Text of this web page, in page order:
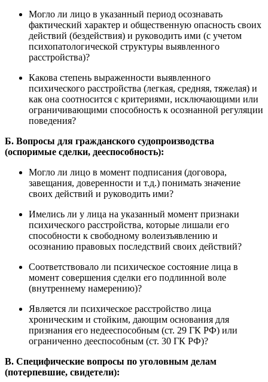
Могло ли лицо в указанный период осознавать
фактический характер и общественную опасность своих
действий (бездействия) и руководить ими (с учетом
психопатологической структуры выявленного
расстройства)?
Какова степень выраженности выявленного
психического расстройства (легкая, средняя, тяжелая) и
как она соотносится с критериями, исключающими или
ограничивающими способность к осознанной регуляции
поведения?
Б. Вопросы для гражданского судопроизводства
(оспоримые сделки, дееспособность):
Могло ли лицо в момент подписания (договора,
завещания, доверенности и т.д.) понимать значение
своих действий и руководить ими?
Имелись ли у лица на указанный момент признаки
психического расстройства, которые лишали его
способности к свободному волеизъявлению и
осознанию правовых последствий своих действий?
Соответствовало ли психическое состояние лица в
момент совершения сделки его подлинной воле
(внутреннему намерению)?
Является ли психическое расстройство лица
хроническим и стойким, дающим основания для
признания его недееспособным (ст. 29 ГК РФ) или
ограниченно дееспособным (ст. 30 ГК РФ)?
В. Специфические вопросы по уголовным делам
(потерпевшие, свидетели):